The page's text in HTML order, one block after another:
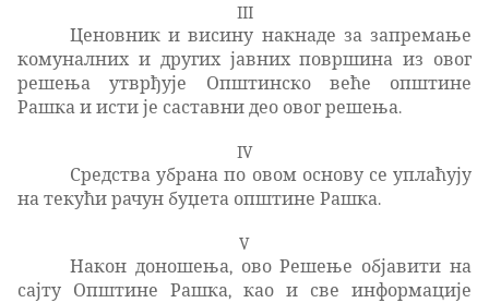
III
Ценовник и висину накнаде за запремање
комуналних и других јавних површина из овог
решења утврђује Општинско веће општине
Рашка и исти је саставни део овог решења.
IV
Средства убрана по овом основу се уплаћују
на текући рачун буџета општине Рашка.
V
Након доношења, ово Решење објавити на
сајту Општине Рашка, као и све информације